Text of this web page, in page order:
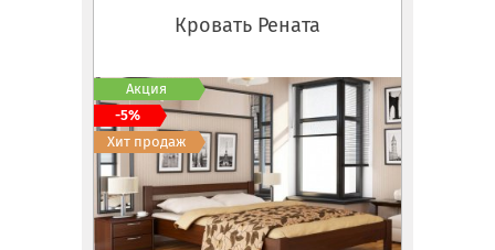
Кровать Рената
Акция
-5%
Хит продаж